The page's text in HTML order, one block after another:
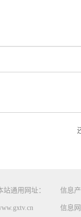
站通用网址： 信息
信息